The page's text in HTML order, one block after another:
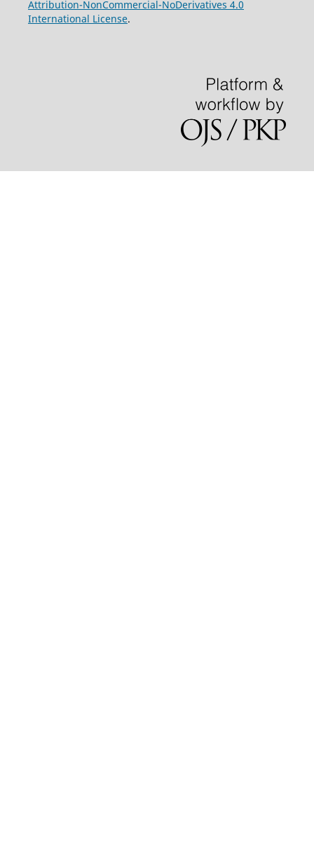
Attribution-NonCommercial-NoDerivatives 4.0
International License.